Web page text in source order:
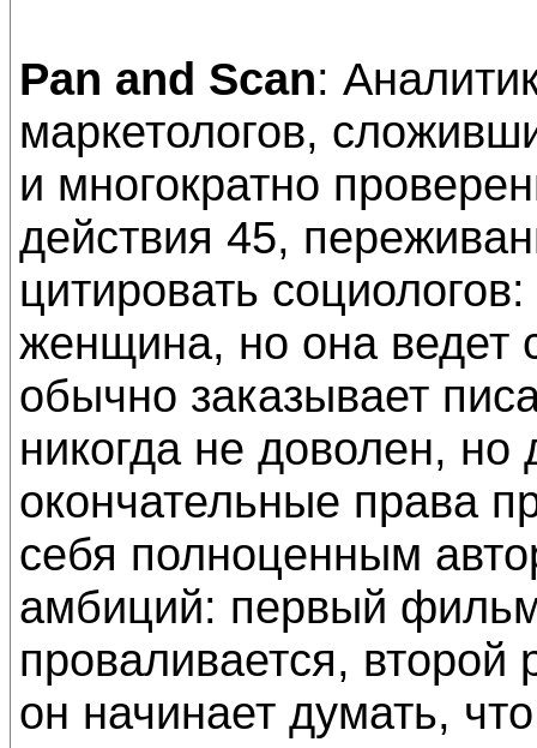
Pan and Scan:
маркетологов,
и многократно
действия 45,
цитировать
женщина, но она ведет
обычно заказывает
никогда не доволен, но
окончательные права
себя полноценным
амбиций: первый
проваливается, второй
он начинает думать,